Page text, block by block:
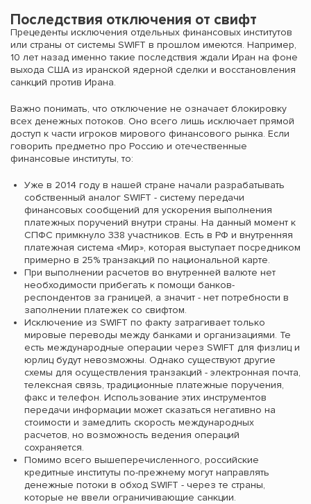
Последствия отключения от свифт
Прецеденты исключения отдельных финансовых институтов
или страны от системы SWIFT в прошлом имеются. Например,
10 лет назад именно такие последствия ждали Иран на фоне
выхода США из иранской ядерной сделки и восстановления
санкций против Ирана.
Важно понимать, что отключение не означает блокировку
всех денежных потоков. Оно всего лишь исключает прямой
доступ к части игроков мирового финансового рынка. Если
говорить предметно про Россию и отечественные
финансовые институты, то:
Уже в 2014 году в нашей стране начали разрабатывать
собственный аналог SWIFT - систему передачи
финансовых сообщений для ускорения выполнения
платежных поручений внутри страны. На данный момент к
СПФС примкнуло 338 участников. Есть в РФ и внутренняя
платежная система «Мир», которая выступает посредником
примерно в 25% транзакций по национальной карте.
При выполнении расчетов во внутренней валюте нет
необходимости прибегать к помощи банков-
респондентов за границей, а значит - нет потребности в
заполнении платежек со свифтом.
Исключение из SWIFT по факту затрагивает только
мировые переводы между банками и организациями. Те
есть международные операции через SWIFT для физлиц и
юрлиц будут невозможны. Однако существуют другие
схемы для осуществления транзакций - электронная почта,
телексная связь, традиционные платежные поручения,
факс и телефон. Использование этих инструментов
передачи информации может сказаться негативно на
стоимости и замедлить скорость международных
расчетов, но возможность ведения операций
сохраняется.
Помимо всего вышеперечисленного, российские
кредитные институты по-прежнему могут направлять
денежные потоки в обход SWIFT - через те страны,
которые не ввели ограничивающие санкции.